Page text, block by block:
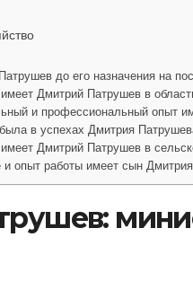
до его назначения на
Дмитрий Патрушев в
и профессиональный опыт
в успехах Дмитрия
Дмитрий Патрушев в
и опыт работы имеет сын